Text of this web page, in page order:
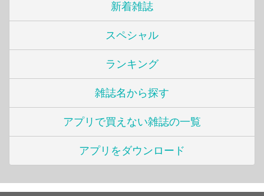
新着雑誌
スペシャル
ランキング
雑誌名から探す
アプリで買えない雑誌の一覧
アプリをダウンロード